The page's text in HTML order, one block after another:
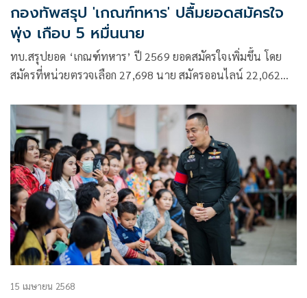
กองทัพสรุป 'เกณฑ์ทหาร' ปลื้มยอดสมัครใจ
พุ่ง เกือบ 5 หมื่นนาย
ทบ.สรุปยอด ‘เกณฑ์ทหาร’ ปี 2569 ยอดสมัครใจเพิ่มขึ้น โดย
สมัครที่หน่วยตรวจเลือก 27,698 นาย สมัครออนไลน์ 22,062
15 เมษายน 2568